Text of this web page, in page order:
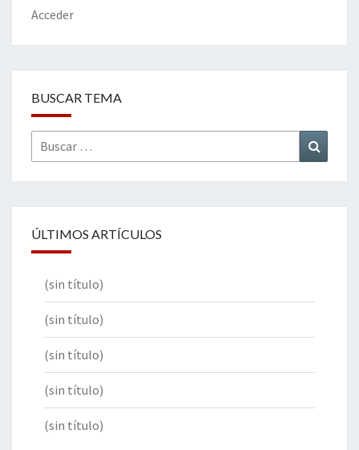
k
Acceder
BUSCAR TEMA
Buscar
por:
ÚLTIMOS ARTÍCULOS
(sin título)
(sin título)
(sin título)
(sin título)
(sin título)